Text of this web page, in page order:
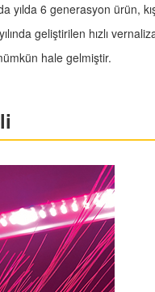
yılda 6 generasyon ürün,
geliştirilen hızlı
hale gelmiştir.